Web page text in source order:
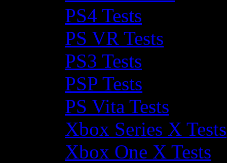
PS4 Tests
PS VR Tests
PS3 Tests
PSP Tests
PS Vita Tests
Xbox Series X Tests
Xbox One X Tests